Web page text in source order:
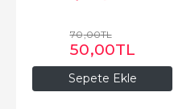
Sepete Ekle
70,00TL
50,00TL